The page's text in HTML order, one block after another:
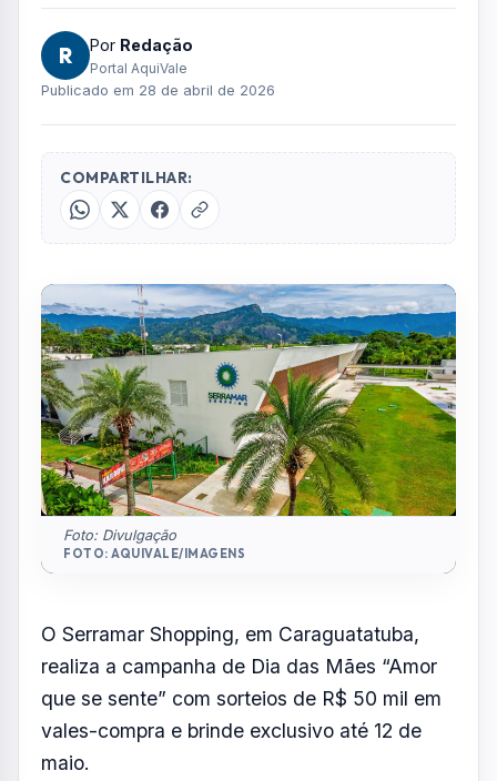
R Por Redação
Portal AquiVale
Publicado em 28 de abril de 2026
COMPARTILHAR:
Foto: Divulgação
FOTO: AQUIVALE/IMAGENS
O Serramar Shopping, em Caraguatatuba,
realiza a campanha de Dia das Mães “Amor
que se sente” com sorteios de R$ 50 mil em
vales-compra e brinde exclusivo até 12 de
maio.